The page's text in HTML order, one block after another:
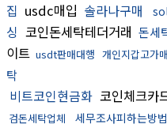
집 usdc매입 솔라나구매
싱 코인돈세탁테더거래 돈세
이트 usdt판매대행 개인지갑고가
탁
비트코인현금화 코인체크카
검돈세탁업체 세무조사피하는방법